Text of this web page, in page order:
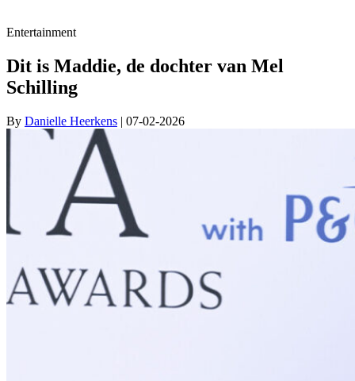
Entertainment
Dit is Maddie, de dochter van Mel
Schilling
By Danielle Heerkens | 07-02-2026